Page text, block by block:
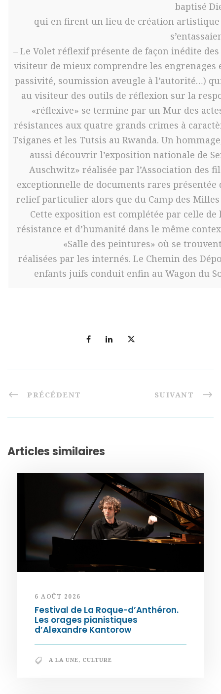
baptisé
qui en firent un lieu de création artistique
– Le Volet réflexif présente de façon inédite
visiteur de mieux comprendre les
passivité, soumission aveugle à l’autorité…)
au visiteur des outils de réflexion sur la
«réflexive» se termine par un Mur des
résistances aux quatre grands crimes à
Tsiganes et les Tutsis au Rwanda. Un
aussi découvrir l’exposition nationale de
Auschwitz» réalisée par l’Association des
exceptionnelle de documents rares
relief particulier alors que du Camp des
Cette exposition est complétée par celle de
résistance et d’humanité dans le même
«Salle des peintures» où se
réalisées par les internés. Le Chemin des
enfants juifs conduit enfin au Wagon du
PRÉCÉDENT SUIVANT
Articles similaires
6 AOÛT 2026
Festival de La Roque-d’Anthéron.
Les orages pianistiques
d’Alexandre Kantorow
A LA UNE, CULTURE